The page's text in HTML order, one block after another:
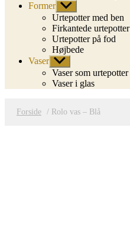
Former Vis
undermenu
Urtepotter med ben
Firkantede urtepotter
Urtepotter på fod
Højbede
Vaser Vis
undermenu
Vaser som urtepotter
Vaser i glas
Forside / Rolo vas – Blå